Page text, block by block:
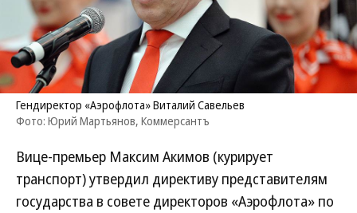
Гендиректор «Аэрофлота» Виталий Савельев
Фото: Юрий Мартьянов, Коммерсантъ
Вице-премьер Максим Акимов (курирует
транспорт) утвердил директиву представителям
государства в совете директоров «Аэрофлота» по